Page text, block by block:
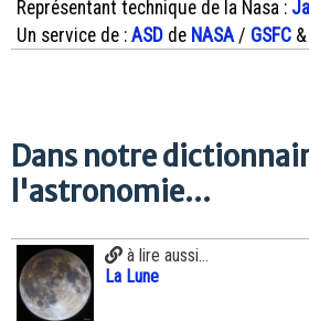
Représentant technique de la Nasa :
Un service de : ASD de NASA/ GSFC &
Dans notre
l'astronomie...
à lire aussi...
La Lune